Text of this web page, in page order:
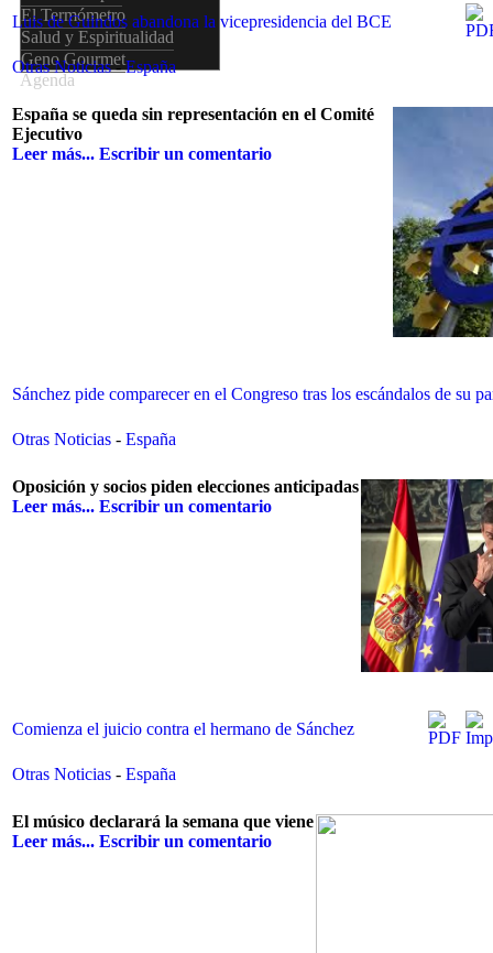
El Termómetro
Salud y Espiritualidad
Geno Gourmet
Agenda
Luis de Guindos abandona la vicepresidencia del BCE
Otras Noticias-España
España se queda sin representación en el Comité
Ejecutivo
Leer más... Escribir un comentario
Sánchez pide comparecer en el Congreso tras los escándalos de su
Otras Noticias - España
Oposición y socios piden elecciones anticipadas
Leer más... Escribir un comentario
Comienza el juicio contra el hermano de Sánchez
Otras Noticias - España
El músico declarará la semana que viene
Leer más... Escribir un comentario